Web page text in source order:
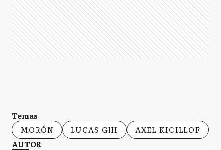
Temas
MORÓN
LUCAS GHI
AXEL KICILLOF
AUTOR